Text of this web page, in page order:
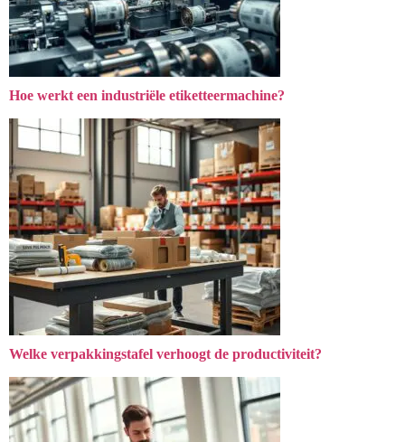
Hoe werkt een industriële etiketteermachine?
Welke verpakkingstafel verhoogt de productiviteit?